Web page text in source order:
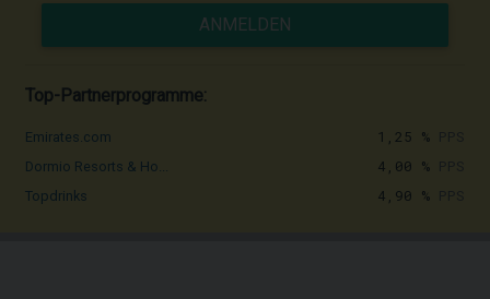
ANMELDEN
Top-Partnerprogramme:
Emirates.com 1,25 %
Dormio Resorts & Ho... 4,00 %
Topdrinks 4,90 %